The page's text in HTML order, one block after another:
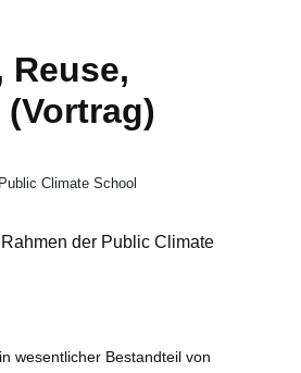
Reuse,
Public Climate School
der Public Climate
wesentlicher Bestandteil von